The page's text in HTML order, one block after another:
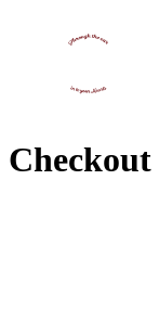
Checkout